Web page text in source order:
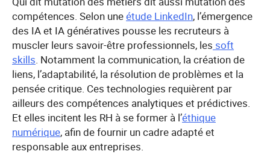
compétences. Selon uneétude LinkedIn, l’émergence
des IA et IA génératives pousse les recruteurs à
muscler leurs savoir-être professionnels, les soft
skills. Notamment la communication, la création de
liens, l’adaptabilité, la résolution de problèmes et la
pensée critique. Ces technologies requièrent par
ailleurs des compétences analytiques et prédictives.
Et elles incitent les RH à se former à l’éthique
numérique, afin de fournir un cadre adapté et
responsable aux entreprises.